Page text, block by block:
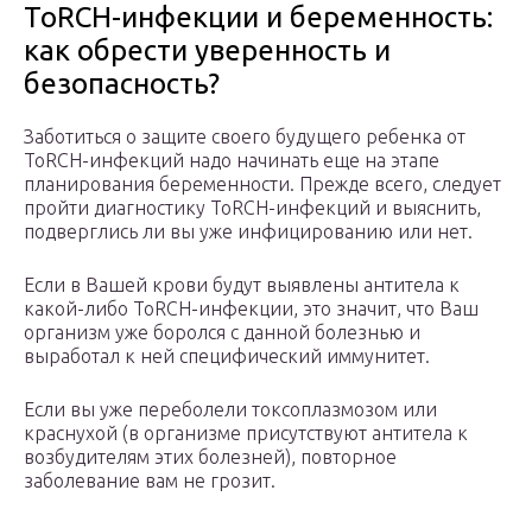
ToRCH-инфекции и беременность:
как обрести уверенность и
безопасность?
Заботиться о защите своего будущего ребенка от
ToRCH-инфекций надо начинать еще на этапе
планирования беременности. Прежде всего, следует
пройти диагностику ToRCH-инфекций и выяснить,
подверглись ли вы уже инфицированию или нет.
Если в Вашей крови будут выявлены антитела к
какой-либо ToRCH-инфекции, это значит, что Ваш
организм уже боролся с данной болезнью и
выработал к ней специфический иммунитет.
Если вы уже переболели токсоплазмозом или
краснухой (в организме присутствуют антитела к
возбудителям этих болезней), повторное
заболевание вам не грозит.